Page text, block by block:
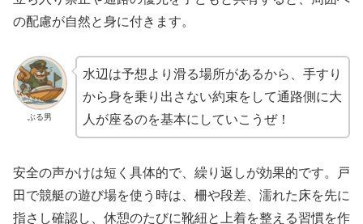
の配慮が自然と身に付きます。
ぶる男
水辺は予想より滑る場所があるから、手すり
から身を乗り出さない約束をして通路側に大
人が座るのを基本にしていこうぜ！
安全の声かけは短く具体的で、繰り返しが効果的です。戸
田で競艇の遊び場を使う時は、柵や段差、濡れた床を先に
指さし確認し、休憩のたびに靴紐と上着を整える習慣を作